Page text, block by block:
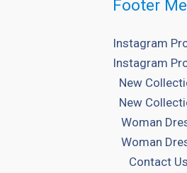
Footer
Instagram
Instagram
New
New
Woman
Woman
Contact Us